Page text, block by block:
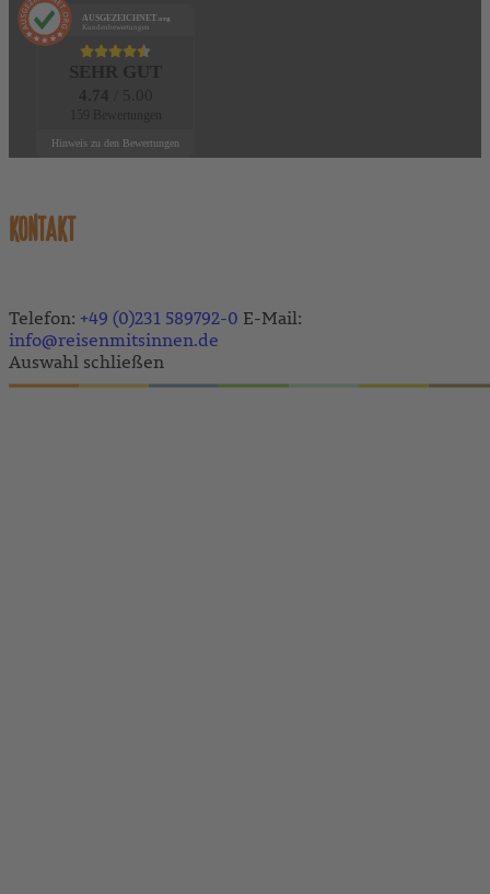
AUSGEZEICHNET .org
Kundenbewertungen
Hinweis zu den Bewertungen
KONTAKT
Telefon: +49 (0)231 589792-0 E-Mail:
info@reisenmitsinnen.de
Auswahl schließen